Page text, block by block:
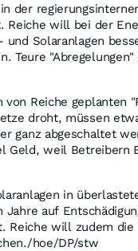
der
will bei der
Solaranlagen
Teure
Reiche geplanten
droht, müssen
ganz abgeschaltet
Geld, weil Betreibern
in
auf
Reiche will zudem die
hoe/DP/stw